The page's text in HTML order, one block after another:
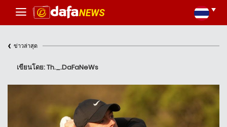
‹ ข่าวล่าสุด
เขียนโดย: Th._.DaFaNeWs